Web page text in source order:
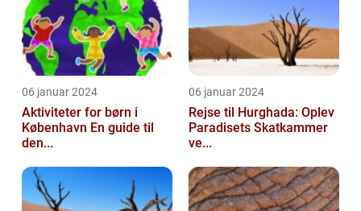
06 januar 2024
Aktiviteter for børn i
København En guide til
den...
06 januar 2024
Rejse til Hurghada: Oplev
Paradisets Skatkammer
ve...